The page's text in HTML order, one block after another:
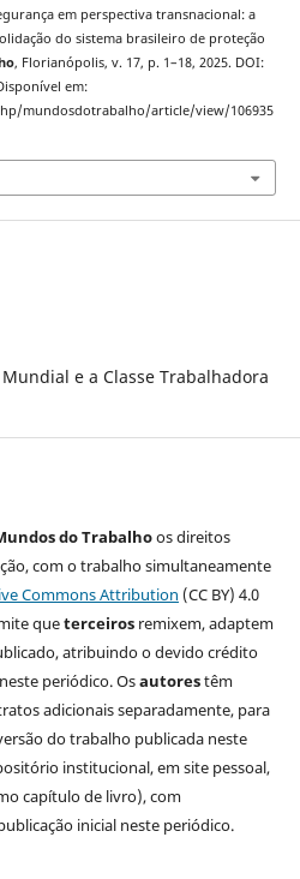
em perspectiva transnacional: a
do sistema brasileiro de proteção
, Florianópolis, v. 17, p. 1–18, 2025. DOI:
em:
mundosdotrabalho/article/view/106935
e a Classe Trabalhadora
do Trabalhoos direitos
com o trabalho simultaneamente
Commons Attribution (CC BY) 4.0
queterceirosremixem, adaptem
atribuindo o devido crédito
periódico. Osautorestêm
adicionais separadamente, para
do trabalho publicada neste
institucional, em site pessoal,
capítulo de livro), com
inicial neste periódico.